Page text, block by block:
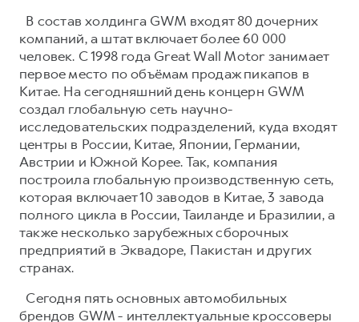
В состав холдинга GWM входят 80 дочерних
компаний, а штат включает более 60 000
человек. С 1998 года Great Wall Motor занимает
первое место по объёмам продаж пикапов в
Китае. На сегодняшний день концерн GWM
создал глобальную сеть научно-
исследовательских подразделений, куда входят
центры в России, Китае, Японии, Германии,
Австрии и Южной Корее. Так, компания
построила глобальную производственную сеть,
которая включает 10 заводов в Китае, 3 завода
полного цикла в России, Таиланде и Бразилии, а
также несколько зарубежных сборочных
предприятий в Эквадоре, Пакистан и других
странах.
Сегодня пять основных автомобильных
брендов GWM - интеллектуальные кроссоверы